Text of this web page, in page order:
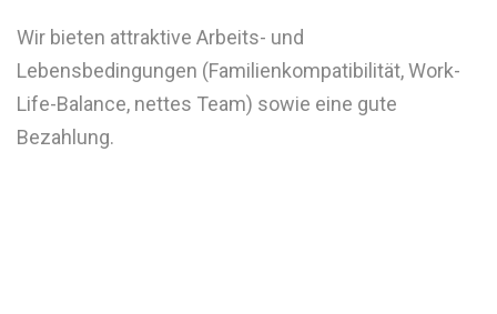
Wir bieten attraktive Arbeits- und
Lebensbedingungen (Familienkompatibilität, Work-
Life-Balance, nettes Team) sowie eine gute
Bezahlung.